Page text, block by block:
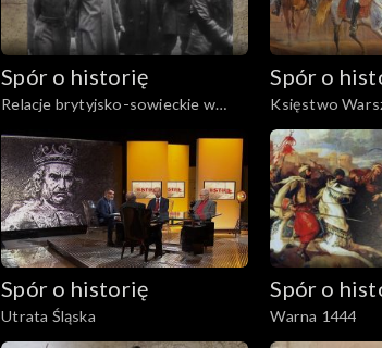
Spór o historię
Relacje brytyjsko-sowieckie w
Spór o
Księstwo
Spór o historię
Utrata Śląska
Spór o
Warna 1444